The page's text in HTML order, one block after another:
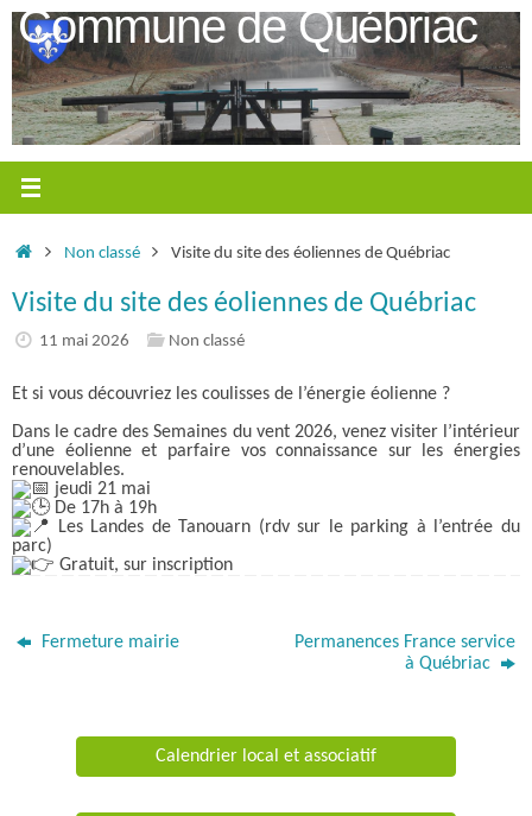
Passer
contenu
Commune de Québriac
AccueilNon classé Visite du site des éoliennes de Québriac
Visite du site des éoliennes de Québriac
11 mai 2026 Non classé
Et si vous découvriez les coulisses de l’énergie éolienne ?
Dans le cadre des Semaines du vent 2026, venez visiter l’intérieur
d’une éolienne et parfaire vos connaissance sur les énergies
renouvelables.
jeudi 21 mai
De 17h à 19h
Les Landes de Tanouarn (rdv sur le parking à l’entrée du
parc)
Gratuit, sur inscription
Fermeture mairie
Permanences France service
à Québriac
Calendrier local et associatif